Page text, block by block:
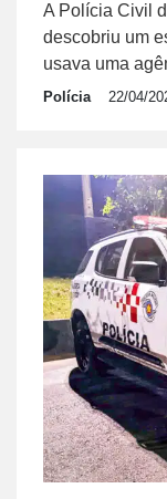
A Polícia Civil
descobriu um
usava uma
Polícia 22/04/